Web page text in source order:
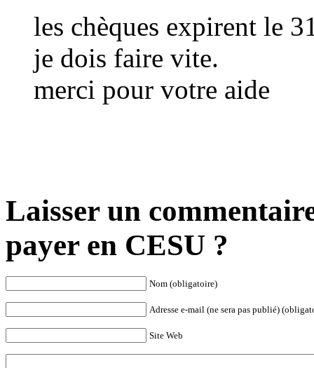
les chèques expirent le
je dois faire vite.
merci pour votre aide
Laisser un
payer en CESU ?
Nom (obligatoire)
Adresse e-mail (ne sera pas publié)
Site Web